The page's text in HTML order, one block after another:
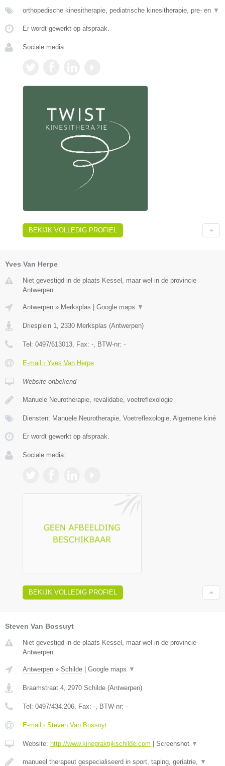
orthopedische kinesitherapie, pediatrische kinesitherapie, pre- en ▼
Er wordt gewerkt op afspraak.
Sociale media:
BEKIJK VOLLEDIG PROFIEL
Yves Van Herpe
Niet gevestigd in de plaats Kessel, maar wel in de provincie
Antwerpen.
Antwerpen » Merksplas Google maps ▼
Driesplein 1, 2330 Merksplas (Antwerpen)
Tel: 0497/613013, Fax: -, BTW-nr: -
E-mail › Yves Van Herpe
Website onbekend
Manuele Neurotherapie, revalidatie, voetreflexologie
Diensten: Manuele Neurotherapie, Voetreflexologie, Algemene kiné
Er wordt gewerkt op afspraak.
Sociale media:
BEKIJK VOLLEDIG PROFIEL
Steven Van Bossuyt
Niet gevestigd in de plaats Kessel, maar wel in de provincie
Antwerpen.
Antwerpen » Schilde Google maps ▼
Braamstraat 4 2970 Schilde (Antwerpen)
Tel: 0497/434.206 , Fax: - , BTW-nr: -
E-mail › Steven Van Bossuyt
Website: http://www.kinepraktijkschilde.com Screenshot ▼
manueel therapeut gespecialiseerd in sport, taping, geriatrie, ▼